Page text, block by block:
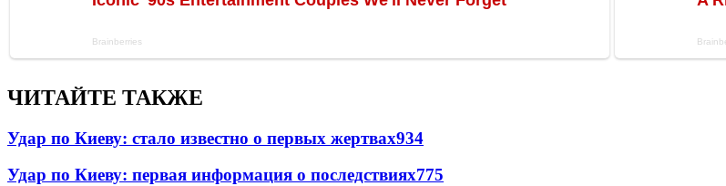
ЧИТАЙТЕ ТАКЖЕ
Удар по Киеву: стало известно о первых жертвах934
Удар по Киеву: первая информация о последствиях775